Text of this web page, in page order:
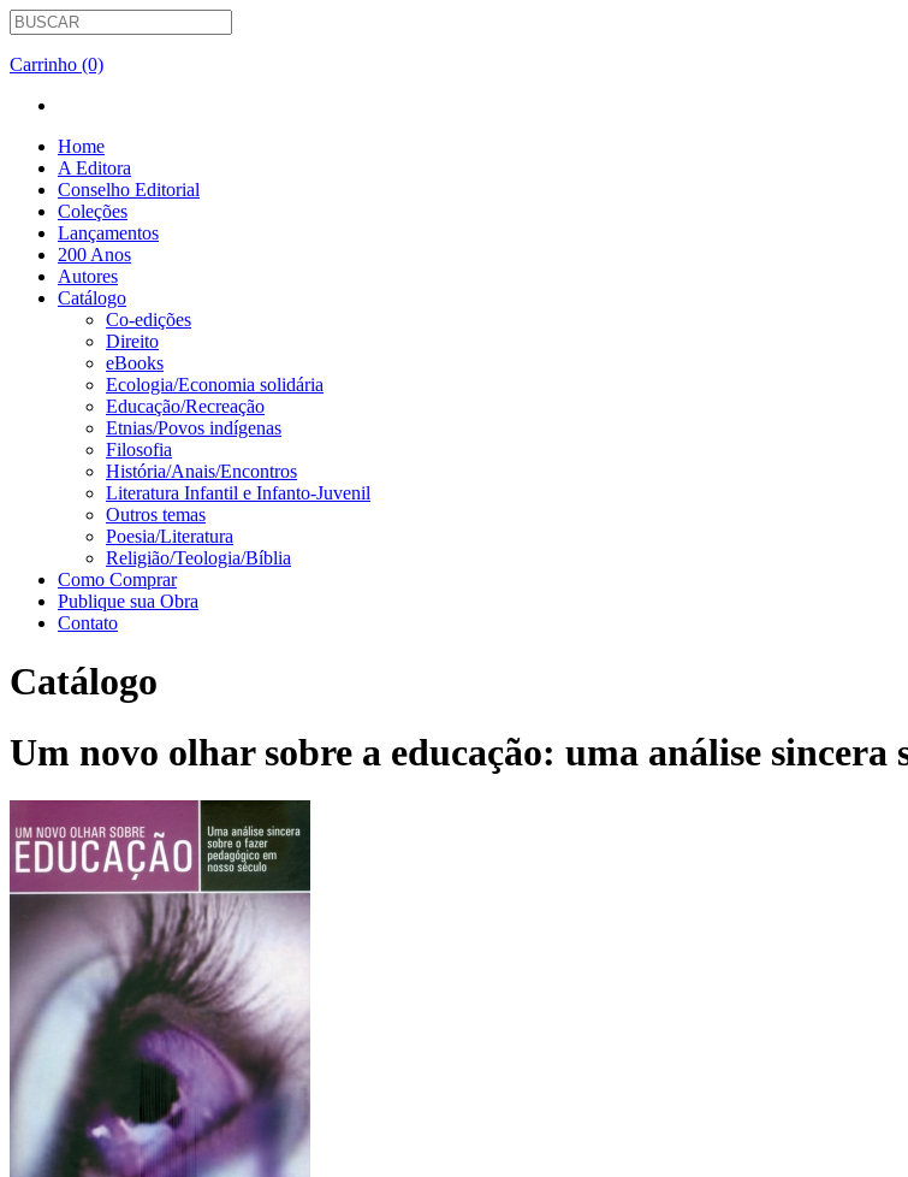
Carrinho (0)
Home
A Editora
Conselho Editorial
Coleções
Lançamentos
200 Anos
Autores
Catálogo
Co-edições
Direito
eBooks
Ecologia/Economia solidária
Educação/Recreação
Etnias/Povos indígenas
Filosofia
História/Anais/Encontros
Literatura Infantil e Infanto-Juvenil
Outros temas
Poesia/Literatura
Religião/Teologia/Bíblia
Como Comprar
Publique sua Obra
Contato
Catálogo
Um novo olhar sobre a educação: uma análise sincera